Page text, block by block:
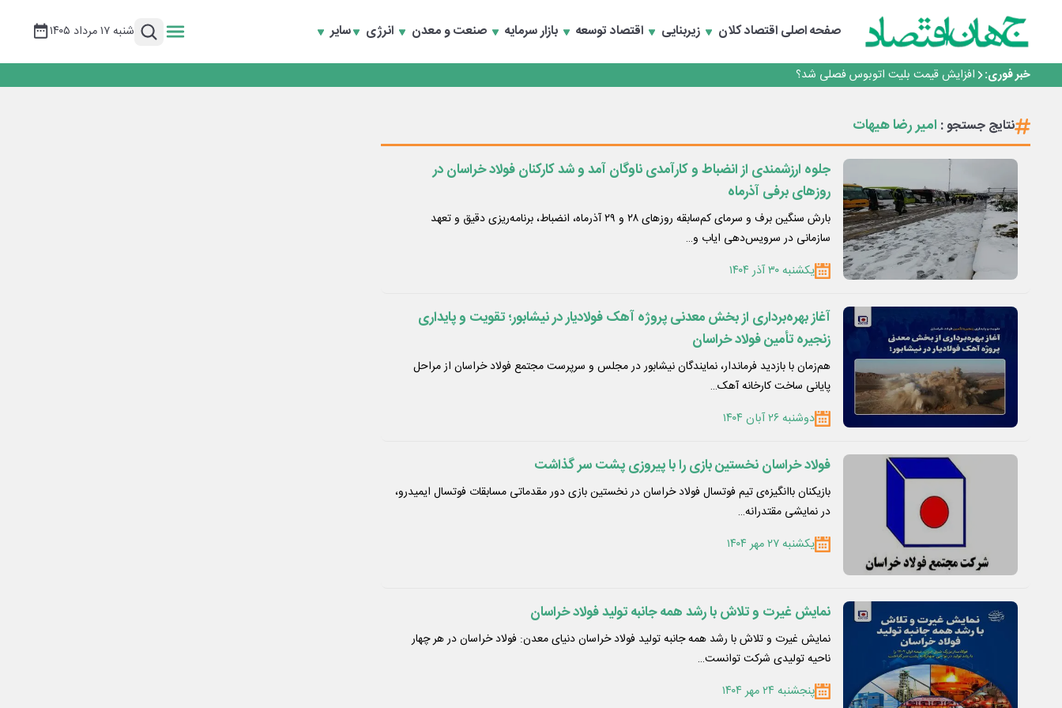
صفحه اصلیاقتصاد کلان زیربنایی اقتصاد توسعه بازار سرمایه صنعت و معدن انرژی سایر شنبه ۱۷ مرداد ۱۴۰۵
خبر فوری:
رانندگان انگلیسی به سرقت سوخت روی آوردند!
۲ درصد از مشترکان ۱۰ درصد برق خانگی را مصرف می‌کنند!
افزایش قیمت بلیت اتوبوس فصلی شد؟
چرا بدون ثبات ارزی، صنایع بزرگ ایران در بن‌بست باقی می‌مانند
۲ درصد از مشترکان ۱۰ درصد برق خانگی را مصرف می‌کنند!
روزنامه ۱۷ مرداد
افزایش قیمت بلیت اتوبوس فصلی شد؟
نتایج جستجو : امیر رضا هیهات
جلوه ارزشمندی از انضباط و کارآمدی ناوگان آمد و شد کارکنان فولاد خراسان در
روزهای برفی آذرماه
بارش سنگین برف و سرمای کم‌سابقه روزهای ۲۸ و ۲۹ آذرماه، انضباط، برنامه‌ریزی دقیق و تعهد
سازمانی در سرویس‌دهی ایاب و…
یکشنبه ۳۰ آذر ۱۴۰۴
آغاز بهره‌برداری از بخش معدنی پروژه آهک فولادیار در نیشابور؛ تقویت و پایداری
زنجیره تأمین فولاد خراسان
هم‌زمان با بازدید فرماندار، نمایندگان نیشابور در مجلس و سرپرست مجتمع فولاد خراسان از مراحل
پایانی ساخت کارخانه آهک…
دوشنبه ۲۶ آبان ۱۴۰۴
فولاد خراسان نخستین بازی را با پیروزی پشت سر گذاشت
بازیکنان باانگیزه‌ی تیم فوتسال فولاد خراسان در نخستین بازی دور مقدماتی مسابقات فوتسال ایمیدرو،
در نمایشی مقتدرانه…
یکشنبه ۲۷ مهر ۱۴۰۴
نمایش غیرت و تلاش با رشد همه جانبه تولید فولاد خراسان
نمایش غیرت و تلاش با رشد همه جانبه تولید فولاد خراسان دنیای معدن: فولاد خراسان در هر چهار
ناحیه تولیدی شرکت توانست…
پنجشنبه ۲۴ مهر ۱۴۰۴